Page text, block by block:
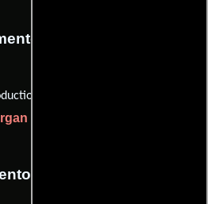
de editorial
coordinator (as Val Ames)) y
de transporte